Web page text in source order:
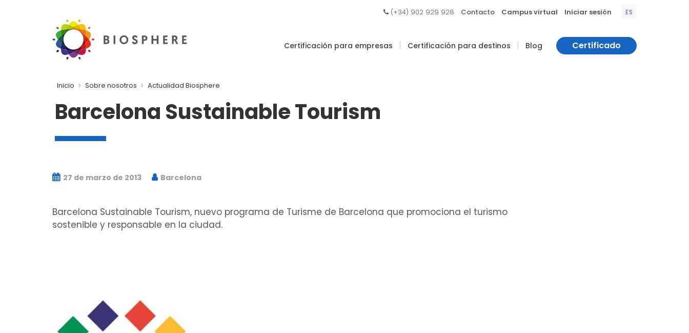
(+34) 902 929 928 Contacto Campus virtual Iniciar sesión ES
Certificación para empresas | Certificación para destinos | Blog Certificado
Inicio Sobre nosotros Actualidad Biosphere
Barcelona Sustainable Tourism
27 de marzo de 2013 Barcelona
Barcelona Sustainable Tourism, nuevo programa de Turisme de Barcelona que promociona el turismo
sostenible y responsable en la ciudad.